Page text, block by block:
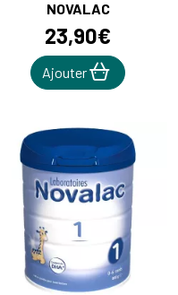
NOVALAC
23,90€
Ajouter